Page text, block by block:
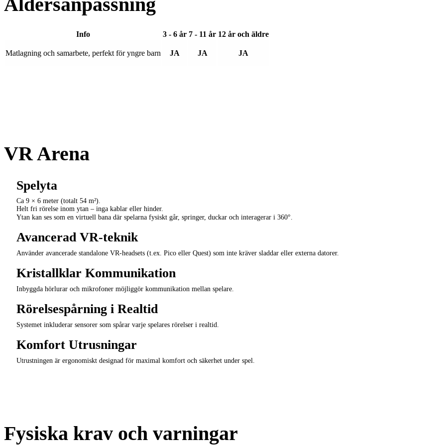
Info 3 - 6 år 7 - 11 år 12 år och äldre
Matlagning och samarbete, perfekt för yngre barn JA JA JA
VR Arena
Spelyta
Ca 9 × 6 meter (totalt 54 m²).
Helt fri rörelse inom ytan – inga kablar eller hinder.
Ytan kan ses som en virtuell bana där spelarna fysiskt går, springer, duckar och interagerar i 360°.
Avancerad VR-teknik
Använder avancerade standalone VR-headsets (t.ex. Pico eller Quest) som inte kräver sladdar eller externa datorer.
Kristallklar Kommunikation
Inbyggda hörlurar och mikrofoner möjliggör kommunikation mellan spelare.
Rörelsespårning i Realtid
Systemet inkluderar sensorer som spårar varje spelares rörelser i realtid.
Komfort Utrusningar
Utrustningen är ergonomiskt designad för maximal komfort och säkerhet under spel.
Fysiska krav och varningar